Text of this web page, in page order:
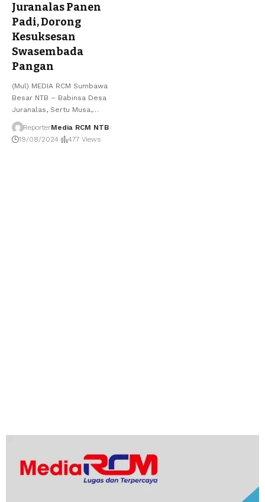
Juranalas Panen
Padi, Dorong
Kesuksesan
Swasembada
Pangan
(Mul) MEDIA RCM Sumbawa
Besar NTB – Babinsa Desa
Juranalas, Sertu Musa,…
ReporterMedia RCM NTB
19/08/2024
477 Views